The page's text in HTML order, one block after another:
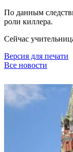
По данным
роли киллера.
Сейчас
Версия для печати
Все новости